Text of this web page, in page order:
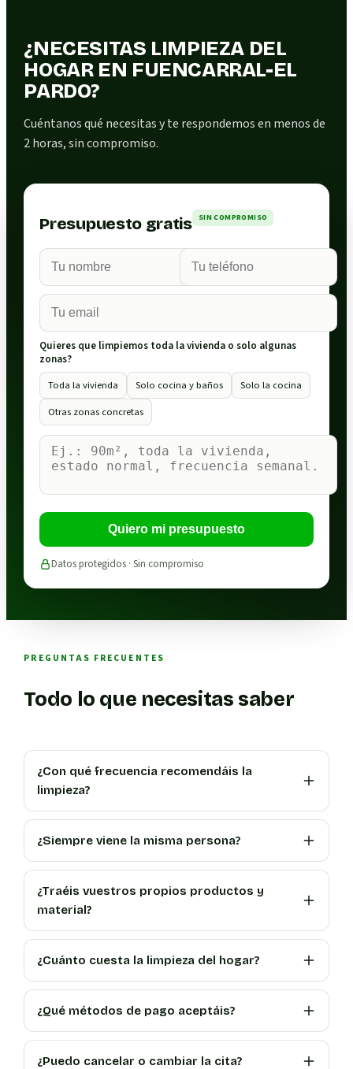
¿NECESITAS LIMPIEZA DEL
HOGAR EN FUENCARRAL-EL
PARDO?
Cuéntanos qué necesitas y te respondemos en menos de
2 horas, sin compromiso.
Presupuesto gratis SIN COMPROMISO
Quieres que limpiemos toda la vivienda o solo algunas
zonas?
Toda la vivienda
Solo cocina y baños
Solo la cocina
Otras zonas concretas
Quiero mi presupuesto
Datos protegidos · Sin compromiso
PREGUNTAS FRECUENTES
Todo lo que necesitas saber
¿Con qué frecuencia recomendáis la
limpieza?
¿Siempre viene la misma persona?
¿Traéis vuestros propios productos y
material?
¿Cuánto cuesta la limpieza del hogar?
¿Qué métodos de pago aceptáis?
¿Puedo cancelar o cambiar la cita?